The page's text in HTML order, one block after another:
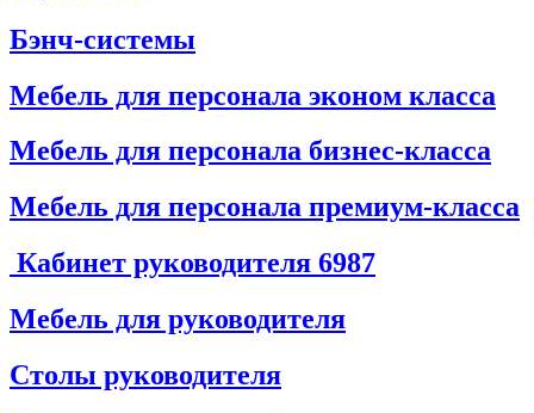
Бэнч-системы
Мебель для персонала эконом класса
Мебель для персонала бизнес-класса
Мебель для персонала премиум-класса
Кабинет руководителя 6987
Мебель для руководителя
Столы руководителя